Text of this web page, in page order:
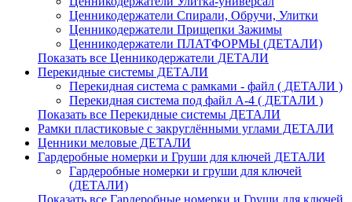
Ценникодержатели Спирали, Обручи, Улитки
Ценникодержатели Прищепки Зажимы
Ценникодержатели ПЛАТФОРМЫ (ДЕТАЛИ)
Показать все Ценникодержатели ДЕТАЛИ
Перекидные системы ДЕТАЛИ
Перекидная система с рамками - файл ( ДЕТАЛИ )
Перекидная система под файл А-4 ( ДЕТАЛИ )
Показать все Перекидные системы ДЕТАЛИ
Рамки пластиковые c закруглёнными углами ДЕТАЛИ
Ценники меловые ДЕТАЛИ
Гардеробные номерки и Груши для ключей ДЕТАЛИ
Гардеробные номерки и груши для ключей
(ДЕТАЛИ)
Показать все Гардеробные номерки и Груши для ключей